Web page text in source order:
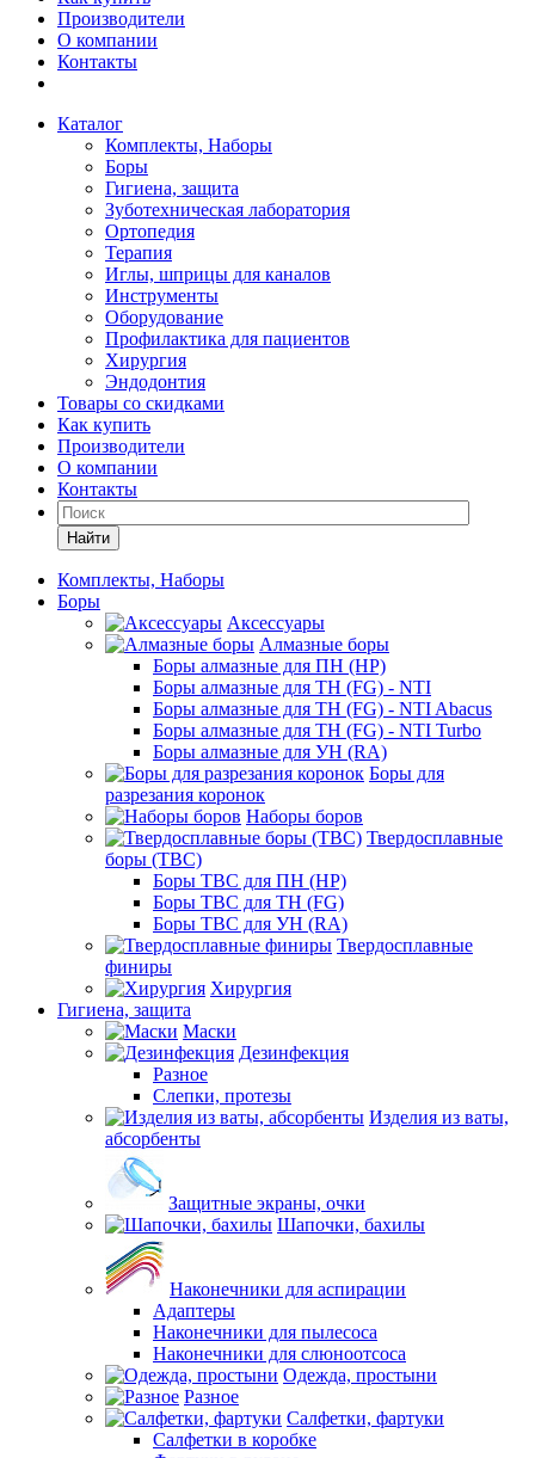
Производители
О компании
Контакты
Каталог
Комплекты, Наборы
Боры
Гигиена, защита
Зуботехническая лаборатория
Ортопедия
Терапия
Иглы, шприцы для каналов
Инструменты
Оборудование
Профилактика для пациентов
Хирургия
Эндодонтия
Товары со скидками
Как купить
Производители
О компании
Контакты
Найти
Комплекты, Наборы
Боры
Аксессуары
Алмазные боры
Боры алмазные для ПН (HP)
Боры алмазные для ТН (FG) - NTI
Боры алмазные для ТН (FG) - NTI Abacus
Боры алмазные для ТН (FG) - NTI Turbo
Боры алмазные для УН (RA)
Боры для
разрезания коронок
Наборы боров
Твердосплавные
боры (ТВС)
Боры ТВС для ПН (HP)
Боры ТВС для ТН (FG)
Боры ТВС для УН (RA)
Твердосплавные
финиры
Хирургия
Гигиена, защита
Маски
Дезинфекция
Разное
Слепки, протезы
Изделия из ваты,
абсорбенты
Защитные экраны, очки
Шапочки, бахилы
Наконечники для аспирации
Адаптеры
Наконечники для пылесоса
Наконечники для слюноотсоса
Одежда, простыни
Разное
Салфетки, фартуки
Салфетки в коробке